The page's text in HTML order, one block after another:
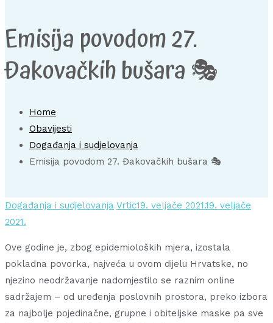
Emisija povodom 27.
Đakovačkih bušara 🎭
Home
Obavijesti
Događanja i sudjelovanja
Emisija povodom 27. Đakovačkih bušara 🎭
Događanja i sudjelovanja Vrtic19. veljače 2021.19. veljače
2021.
Ove godine je, zbog epidemioloških mjera, izostala
pokladna povorka, najveća u ovom dijelu Hrvatske, no
njezino neodržavanje nadomjestilo se raznim online
sadržajem – od uređenja poslovnih prostora, preko izbora
za najbolje pojedinačne, grupne i obiteljske maske pa sve